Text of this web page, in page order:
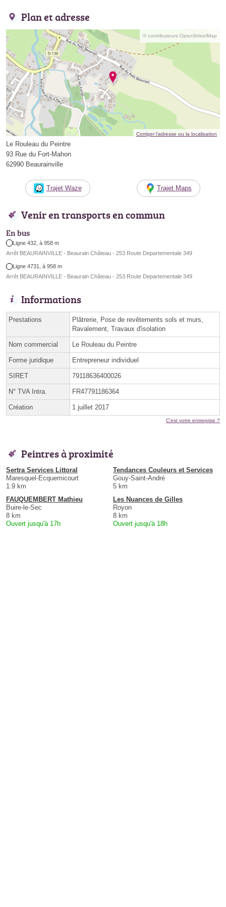
Plan et adresse
© contributeurs OpenStreetMap
Corriger l’adresse ou la localisation
Le Rouleau du Peintre
93 Rue du Fort-Mahon
62990 Beaurainville
Trajet Waze Trajet Maps
Venir en transports en commun
En bus
Ligne 432, à 958 m
Arrêt BEAURAINVILLE - Beaurain Château - 253 Route Departementale 349
Ligne 4731, à 958 m
Arrêt BEAURAINVILLE - Beaurain Château - 253 Route Departementale 349
Informations
Prestations
Plâtrerie, Pose de revêtements sols et murs,
Ravalement, Travaux d'isolation
Nom commercial Le Rouleau du Peintre
Forme juridique Entrepreneur individuel
SIRET 79118636400026
N° TVA Intra. FR47791186364
Création 1 juillet 2017
C'est votre entreprise ?
Peintres à proximité
Sertra Services Littoral
Maresquel-Ecquemicourt
1.9 km
Tendances Couleurs et Services
Gouy-Saint-André
5 km
FAUQUEMBERT Mathieu
Buire-le-Sec
8 km
Ouvert jusqu'à 17h
Les Nuances de Gilles
Royon
8 km
Ouvert jusqu'à 18h